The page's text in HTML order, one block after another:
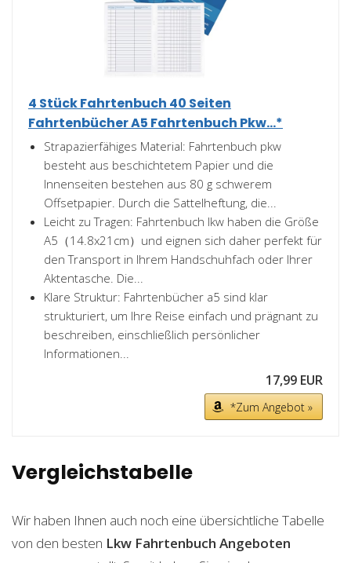
4 Stück Fahrtenbuch 40 Seiten
Fahrtenbücher A5 Fahrtenbuch Pkw...*
Strapazierfähiges Material: Fahrtenbuch pkw
besteht aus beschichtetem Papier und die
Innenseiten bestehen aus 80 g schwerem
Offsetpapier. Durch die Sattelheftung, die...
Leicht zu Tragen: Fahrtenbuch lkw haben die Größe
A5（14.8x21cm）und eignen sich daher perfekt für
den Transport in Ihrem Handschuhfach oder Ihrer
Aktentasche. Die...
Klare Struktur: Fahrtenbücher a5 sind klar
strukturiert, um Ihre Reise einfach und prägnant zu
beschreiben, einschließlich persönlicher
Informationen...
17,99 EUR
*Zum Angebot »
Vergleichstabelle
Wir haben Ihnen auch noch eine übersichtliche Tabelle
von den besten Lkw Fahrtenbuch Angeboten